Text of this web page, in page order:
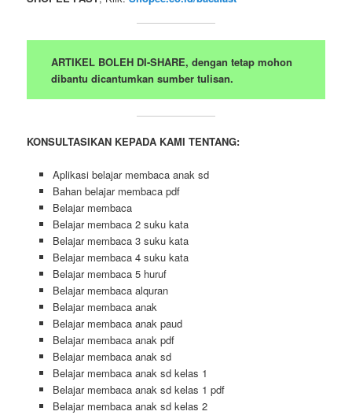
ARTIKEL BOLEH DI-SHARE, dengan tetap mohon
dibantu dicantumkan sumber tulisan.
KONSULTASIKAN KEPADA KAMI TENTANG:
Aplikasi belajar membaca anak sd
Bahan belajar membaca pdf
Belajar membaca
Belajar membaca 2 suku kata
Belajar membaca 3 suku kata
Belajar membaca 4 suku kata
Belajar membaca 5 huruf
Belajar membaca alquran
Belajar membaca anak
Belajar membaca anak paud
Belajar membaca anak pdf
Belajar membaca anak sd
Belajar membaca anak sd kelas 1
Belajar membaca anak sd kelas 1 pdf
Belajar membaca anak sd kelas 2